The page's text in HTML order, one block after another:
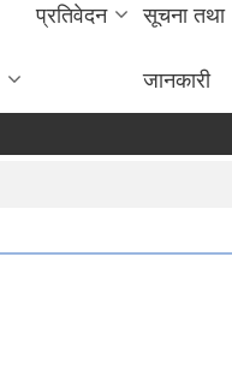
प्रतिवेदन सूचना तथा
जानकारी